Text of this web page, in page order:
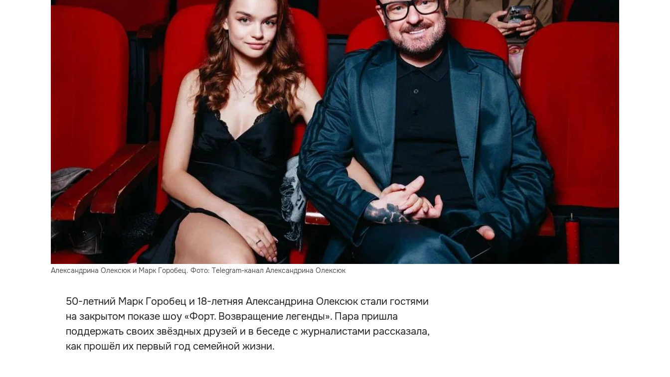
Александрина Олексюк и Марк Горобец. Фото: Telegram-канал Александрина Олексюк
50-летний Марк Горобец и 18-летняя Александрина Олексюк стали гостями
на закрытом показе шоу «Форт. Возвращение легенды». Пара пришла
поддержать своих звёздных друзей и в беседе с журналистами рассказала,
как прошёл их первый год семейной жизни.